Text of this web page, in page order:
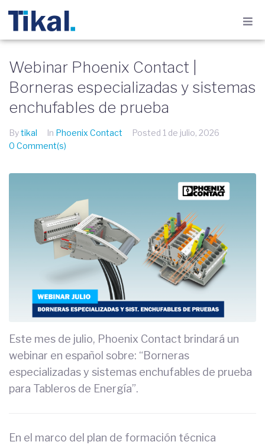
Webinar Phoenix Contact |
Borneras especializadas y sistemas
enchufables de prueba
Bytikal In Phoenix Contact Posted 1 de julio, 2026
0 Comment(s)
Este mes de julio, Phoenix Contact brindará un
webinar en español sobre: “Borneras
especializadas y sistemas enchufables de prueba
para Tableros de Energía”.
En el marco del plan de formación técnica